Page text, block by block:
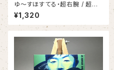
ゆ〜すほすてる・超右腕 / 超宿
屋
¥1,320